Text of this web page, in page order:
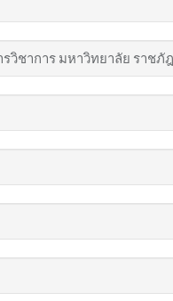
รวิชาการ มหาวิทยาลัย ราชภั